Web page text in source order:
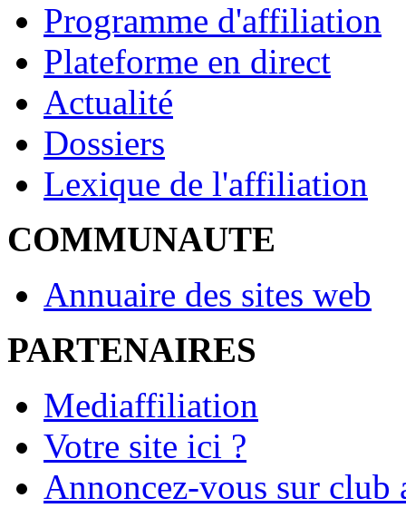
Programme d'affiliation
Plateforme en direct
Actualité
Dossiers
Lexique de l'affiliation
COMMUNAUTE
Annuaire des sites web
PARTENAIRES
Mediaffiliation
Votre site ici ?
Annoncez-vous sur